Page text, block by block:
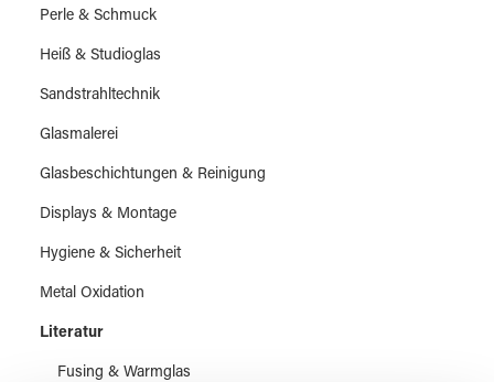
Perle & Schmuck
Heiß & Studioglas
Sandstrahltechnik
Glasmalerei
Glasbeschichtungen & Reinigung
Displays & Montage
Hygiene & Sicherheit
Metal Oxidation
Literatur
Fusing & Warmglas